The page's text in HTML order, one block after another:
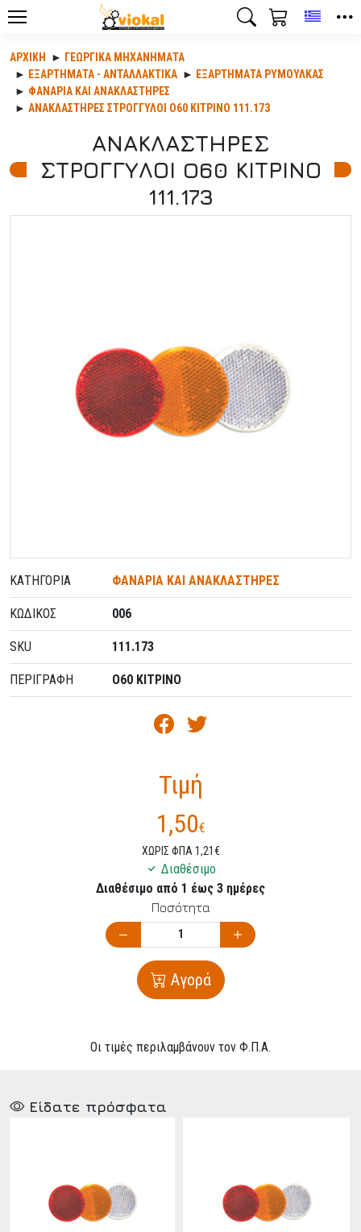
ΑΡΧΙΚΉ
ΓΕΩΡΓΙΚΆ ΜΗΧΑΝΉΜΑΤΑ
ΕΞΑΡΤΉΜΑΤΑ - ΑΝΤΑΛΛΑΚΤΙΚΆ
ΕΞΑΡΤΗΜΑΤΑ ΡΥΜΟΥΛΚΑΣ
ΦΑΝΑΡΙΑ ΚΑΙ ΑΝΑΚΛΑΣΤΗΡΕΣ
ΑΝΑΚΛΑΣΤΗΡΕΣ ΣΤΡΟΓΓΥΛΟΙ O60 ΚΙΤΡΙΝΟ 111.173
ΑΝΑΚΛΑΣΤΗΡΕΣ
ΣΤΡΟΓΓΥΛΟΙ O60 ΚΙΤΡΙΝΟ
111.173
ΚΑΤΗΓΟΡΊΑ ΦΑΝΑΡΙΑ ΚΑΙ ΑΝΑΚΛΑΣΤΗΡΕΣ
ΚΩΔΙΚΌΣ 006
SKU 111.173
ΠΕΡΙΓΡΑΦΗ O60 ΚΙΤΡΙΝΟ
Τιμή
1,50€
ΧΩΡΙΣ ΦΠΑ 1,21€
Διαθέσιμο
Διαθέσιμο από 1 έως 3 ημέρες
Ποσότητα
Αγορά
Οι τιμές περιλαμβάνουν τον Φ.Π.Α.
Είδατε πρόσφατα